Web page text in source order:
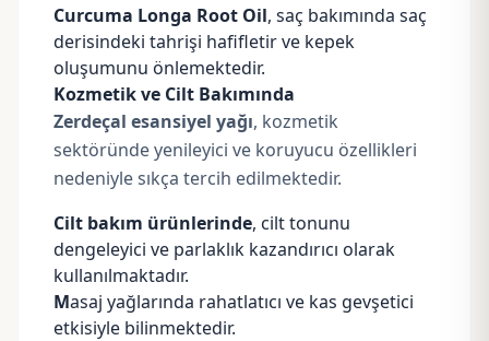
Curcuma Longa Root Oil, saç bakımında saç
derisindeki tahrişi hafifletir ve kepek
oluşumunu önlemektedir.
Kozmetik ve Cilt Bakımında
Zerdeçal esansiyel yağı, kozmetik
sektöründe yenileyici ve koruyucu özellikleri
nedeniyle sıkça tercih edilmektedir.
Cilt bakım ürünlerinde, cilt tonunu
dengeleyici ve parlaklık kazandırıcı olarak
kullanılmaktadır.
Masaj yağlarında rahatlatıcı ve kas gevşetici
etkisiyle bilinmektedir.